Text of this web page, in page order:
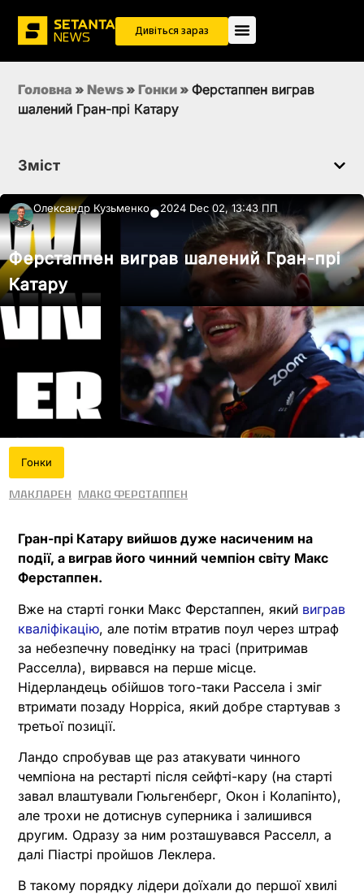
Дивіться зараз
Головна » News » Гонки » Ферстаппен виграв
шалений Гран-прі Катару
Зміст
Олександр Кузьменко●2024 Dec 02, 13:43 ПП
Ферстаппен виграв шалений Гран-прі
Катару
Гонки
МакЛарен Макс Ферстаппен
Гран-прі Катару вийшов дуже насиченим на
події, а виграв його чинний чемпіон світу Макс
Ферстаппен.
Вже на старті гонки Макс Ферстаппен, який виграв
кваліфікацію, але потім втратив поул через штраф
за небезпечну поведінку на трасі (притримав
Расселла), вирвався на перше місце.
Нідерландець обійшов того-таки Рассела і зміг
втримати позаду Норріса, який добре стартував з
третьої позиції.
Ландо спробував ще раз атакувати чинного
чемпіона на рестарті після сейфті-кару (на старті
завал влаштували Гюльгенберг, Окон і Колапінто),
але трохи не дотиснув суперника і залишився
другим. Одразу за ним розташувався Расселл, а
далі Піастрі пройшов Леклера.
В такому порядку лідери доїхали до першої хвилі